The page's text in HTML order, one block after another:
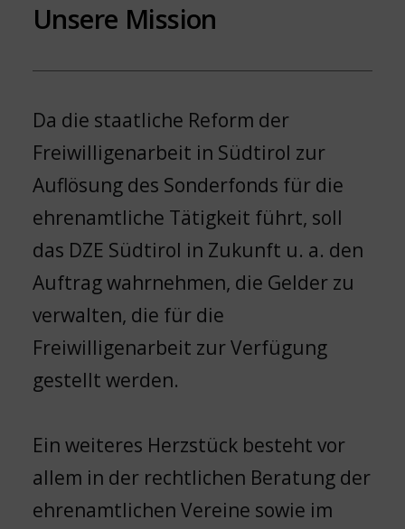
Unsere Mission
Da die staatliche Reform der
Freiwilligenarbeit in Südtirol zur
Auflösung des Sonderfonds für die
ehrenamtliche Tätigkeit führt, soll
das DZE Südtirol in Zukunft u. a. den
Auftrag wahrnehmen, die Gelder zu
verwalten, die für die
Freiwilligenarbeit zur Verfügung
gestellt werden.
Ein weiteres Herzstück besteht vor
allem in der rechtlichen Beratung der
ehrenamtlichen Vereine sowie im